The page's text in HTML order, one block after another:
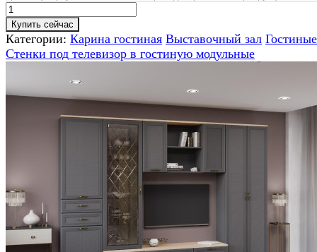
Купить сейчас
Категории: Карина гостиная Выставочный зал Гостиные
Стенки под телевизор в гостиную модульные